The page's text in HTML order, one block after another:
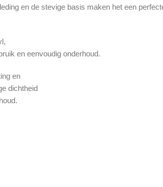
en de stevige basis maken het een
en eenvoudig onderhoud.
en
dichtheid